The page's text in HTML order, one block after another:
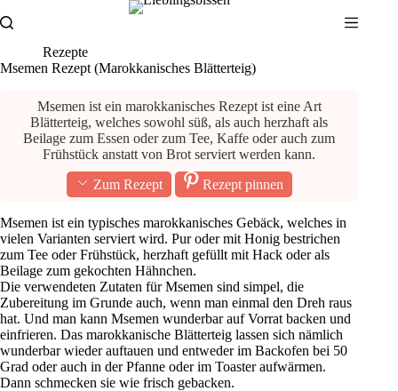
Inhalt
Rezepte
Msemen Rezept (Marokkanisches Blätterteig)
Msemen ist ein marokkanisches Rezept ist eine Art
Blätterteig, welches sowohl süß, als auch herzhaft als
Beilage zum Essen oder zum Tee, Kaffe oder auch zum
Frühstück anstatt von Brot serviert werden kann.
Zum Rezept
Rezept pinnen
Msemen ist ein typisches marokkanisches Gebäck, welches in
vielen Varianten serviert wird. Pur oder mit Honig bestrichen
zum Tee oder Frühstück, herzhaft gefüllt mit Hack oder als
Beilage zum gekochten Hähnchen.
Die verwendeten Zutaten für Msemen sind simpel, die
Zubereitung im Grunde auch, wenn man einmal den Dreh raus
hat. Und man kann Msemen wunderbar auf Vorrat backen und
einfrieren. Das marokkanische Blätterteig lassen sich nämlich
wunderbar wieder auftauen und entweder im Backofen bei 50
Grad oder auch in der Pfanne oder im Toaster aufwärmen.
Dann schmecken sie wie frisch gebacken.